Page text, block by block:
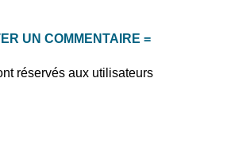
UN COMMENTAIRE =
réservés aux utilisateurs